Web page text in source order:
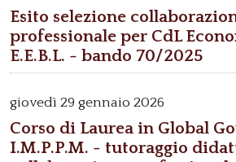
Esito selezione
professionale per CdL
E.E.B.L. - bando 70/2025
giovedì 29 gennaio 2026
Corso di Laurea in Global
I.M.P.P.M. - tutoraggio